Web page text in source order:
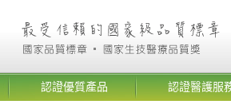
認證優質產品 認證醫護服